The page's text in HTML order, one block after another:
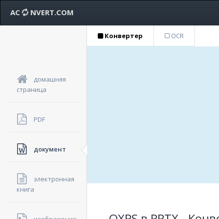
AC NVERT.COM
домашняя
страница
PDF
документ
электронная
книга
Конвертер OCR